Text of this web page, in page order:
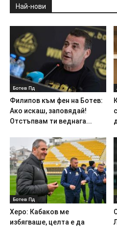
Най-нови
Ботев Пд
Филипов към фен на Ботев:
Ако искаш, заповядай!
Отстъпвам ти веднага...
Ботев Пд
Херо: Кабаков ме
избягваше, целта е да